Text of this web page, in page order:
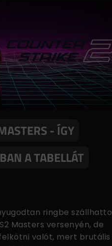
- ÍGY
A TABELLÁT
ringbe
Masters versenyén, de
valót, mert brutális